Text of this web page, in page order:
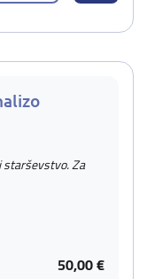
starševstvo. Za
50,00 €